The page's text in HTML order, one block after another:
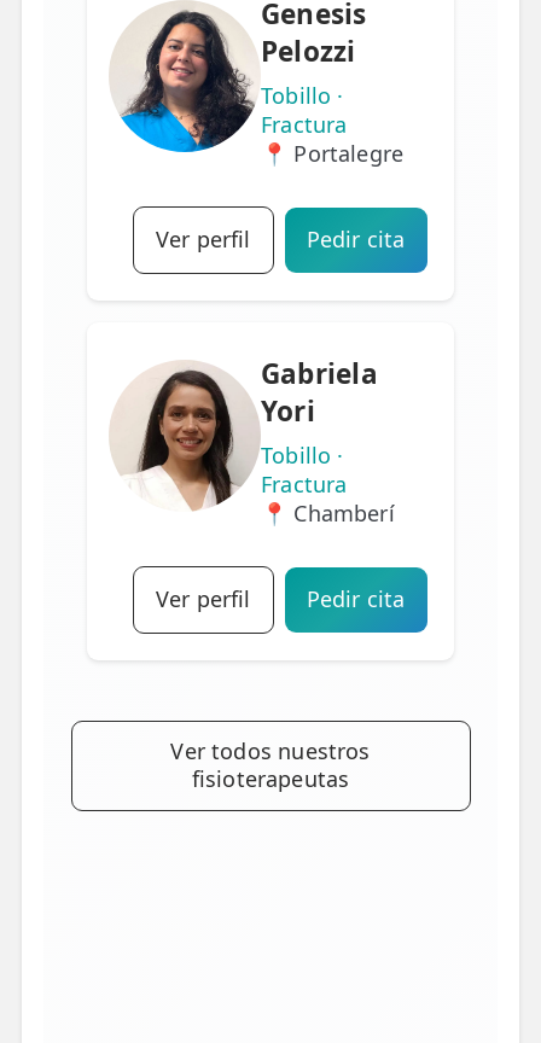
Genesis
Pelozzi
Tobillo ·
Fractura
📍 Portalegre
Ver perfil Pedir cita
Gabriela
Yori
Tobillo ·
Fractura
📍 Chamberí
Ver perfil Pedir cita
Ver todos nuestros
fisioterapeutas